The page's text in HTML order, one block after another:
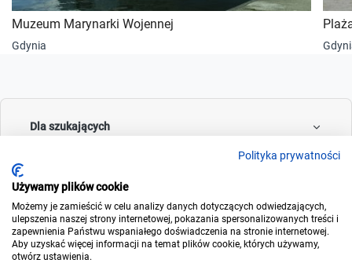
Muzeum Marynarki Wojennej
Gdynia
Dla szukających
Dla wynajmujących
Polityka prywatności
Używamy plików cookie
Możemy je zamieścić w celu analizy danych dotyczących odwiedzających,
ulepszenia naszej strony internetowej, pokazania spersonalizowanych treści i
zapewnienia Państwu wspaniałego doświadczenia na stronie internetowej.
Aby uzyskać więcej informacji na temat plików cookie, których używamy,
otwórz ustawienia.